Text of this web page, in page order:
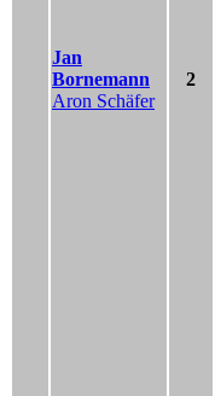
Jan
Bornemann
Aron Schäfer
2